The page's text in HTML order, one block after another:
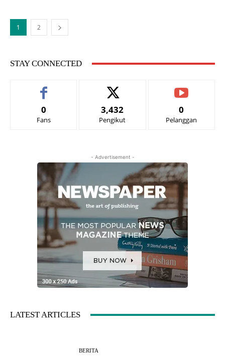
1 2
STAY CONNECTED
0
Fans
3,432
Pengikut
0
Pelanggan
- Advertisement -
LATEST ARTICLES
BERITA